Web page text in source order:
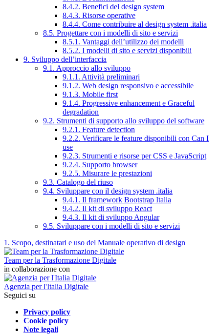
8.4.2. Benefici del design system
8.4.3. Risorse operative
8.4.4. Come contribuire al design system .italia
8.5. Progettare con i modelli di sito e servizi
8.5.1. Vantaggi dell’utilizzo dei modelli
8.5.2. I modelli di sito e servizi disponibili
9. Sviluppo dell’interfaccia
9.1. Approccio allo sviluppo
9.1.1. Attività preliminari
9.1.2. Web design responsivo e accessibile
9.1.3. Mobile first
9.1.4. Progressive enhancement e Graceful
degradation
9.2. Strumenti di supporto allo sviluppo del software
9.2.1. Feature detection
9.2.2. Verificare le feature disponibili con Can I
use
9.2.3. Strumenti e risorse per CSS e JavaScript
9.2.4. Supporto browser
9.2.5. Misurare le prestazioni
9.3. Catalogo del riuso
9.4. Sviluppare con il design system .italia
9.4.1. Il framework Bootstrap Italia
9.4.2. Il kit di sviluppo React
9.4.3. Il kit di sviluppo Angular
9.5. Sviluppare con i modelli di sito e servizi
1. Scopo, destinatari e uso del Manuale operativo di design
Team per la Trasformazione Digitale
in collaborazione con
Agenzia per l'Italia Digitale
Seguici su
Privacy policy
Cookie policy
Note legali